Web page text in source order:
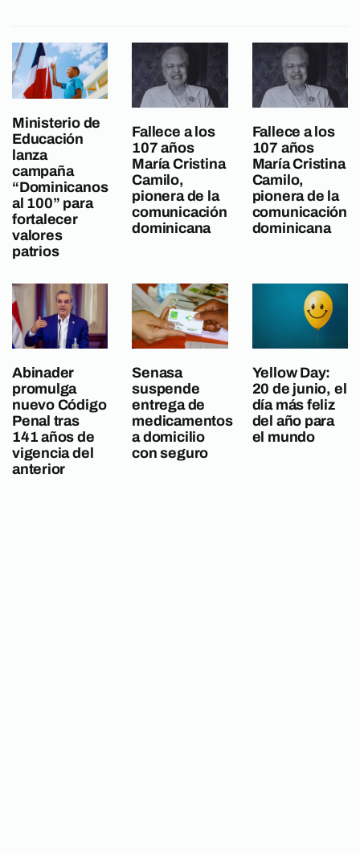
Ministerio de
Educación
lanza
campaña
“Dominicanos
al 100” para
fortalecer
valores
patrios
Fallece a los
107 años
María Cristina
Camilo,
pionera de la
comunicación
dominicana
Fallece a los
107 años
María Cristina
Camilo,
pionera de la
comunicación
dominicana
Abinader
promulga
nuevo Código
Penal tras
141 años de
vigencia del
anterior
Senasa
suspende
entrega de
medicamentos
a domicilio
con seguro
Yellow Day:
20 de junio, el
día más feliz
del año para
el mundo